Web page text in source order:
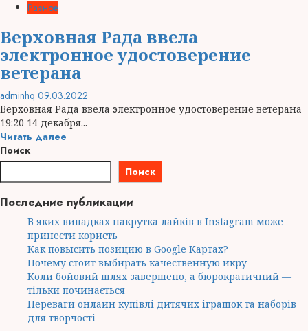
Разное
Верховная Рада ввела
электронное удостоверение
ветерана
adminhq 09.03.2022
Верховная Рада ввела электронное удостоверение ветерана
19:20 14 декабря...
Читать далее
Поиск
Поиск
Последние публикации
В яких випадках накрутка лайків в Instagram може
принести користь
Как повысить позицию в Google Картах?
Почему стоит выбирать качественную икру
Коли бойовий шлях завершено, а бюрократичний —
тільки починається
Переваги онлайн купівлі дитячих іграшок та наборів
для творчості